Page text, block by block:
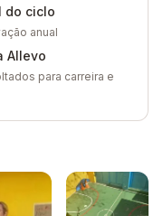
do ciclo
anual
Allevo
para carreira e